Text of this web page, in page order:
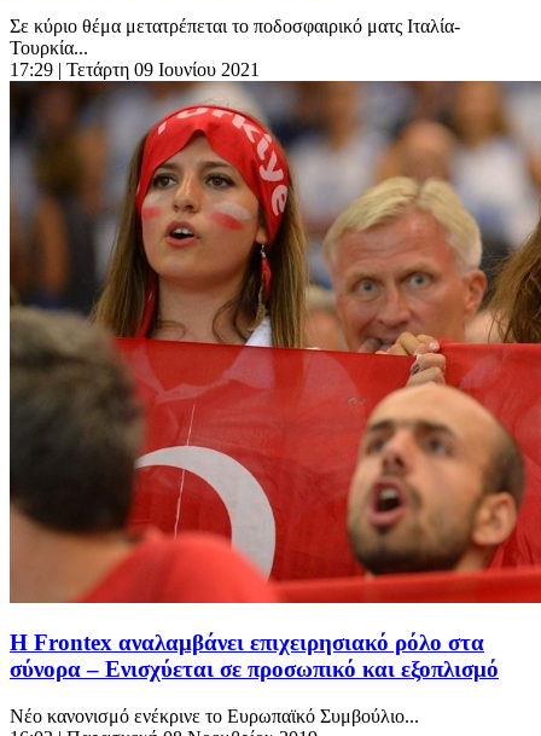
Σε κύριο θέμα μετατρέπεται το ποδοσφαιρικό ματς Ιταλία-
Τουρκία...
17:29 | Τετάρτη 09 Ιουνίου 2021
Η Frontex αναλαμβάνει επιχειρησιακό ρόλο στα
σύνορα – Ενισχύεται σε προσωπικό και εξοπλισμό
Νέο κανονισμό ενέκρινε το Ευρωπαϊκό Συμβούλιο...